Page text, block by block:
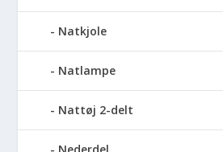
Natkjole
Natlampe
Nattøj 2-delt
Nederdel